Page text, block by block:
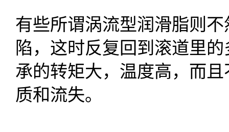
有些所谓涡流型润滑脂则
陷，这时反复回到滚道里
承的转矩大，温度高，而
质和流失。